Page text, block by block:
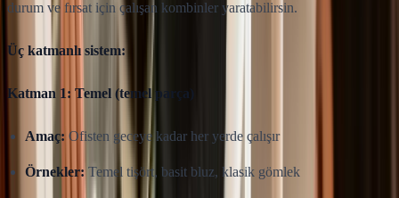
durum ve fırsat için çalışan kombinler yaratabilirsin.
Üç katmanlı sistem:
Katman 1: Temel (temel parça)
Amaç: Ofisten geceye kadar her yerde çalışır
Örnekler: Temel tişört, basit bluz, klasik gömlek